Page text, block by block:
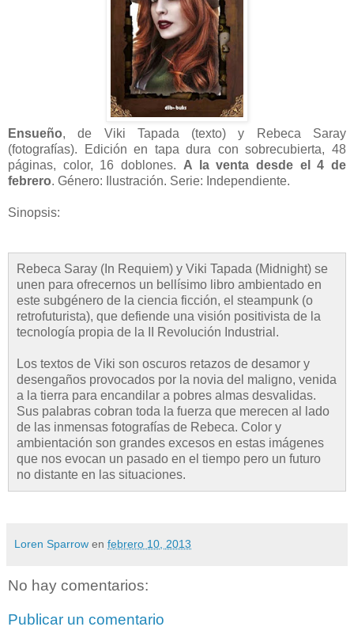
Ensueño, de Viki Tapada (texto) y Rebeca Saray
(fotografías). Edición en tapa dura con sobrecubierta, 48
páginas, color, 16 doblones. A la venta desde el 4 de
febrero. Género: Ilustración. Serie: Independiente.
Sinopsis:
Rebeca Saray (In Requiem) y Viki Tapada (Midnight) se
unen para ofrecernos un bellísimo libro ambientado en
este subgénero de la ciencia ficción, el steampunk (o
retrofuturista), que defiende una visión positivista de la
tecnología propia de la II Revolución Industrial.
Los textos de Viki son oscuros retazos de desamor y
desengaños provocados por la novia del maligno, venida
a la tierra para encandilar a pobres almas desvalidas.
Sus palabras cobran toda la fuerza que merecen al lado
de las inmensas fotografías de Rebeca. Color y
ambientación son grandes excesos en estas imágenes
que nos evocan un pasado en el tiempo pero un futuro
no distante en las situaciones.
Loren Sparrow en febrero 10, 2013
No hay comentarios:
Publicar un comentario